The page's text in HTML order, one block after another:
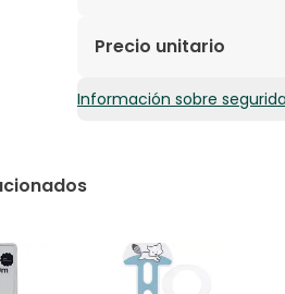
Silicona de grado
Precio unitario
9,95€ / Unidades
Información sobre